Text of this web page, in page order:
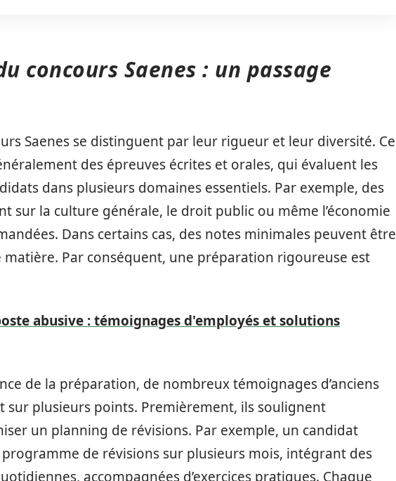
concours Saenes : un passage
Saenes se distinguent par leur rigueur et leur diversité. Ce
des épreuves écrites et orales, qui évaluent les
dans plusieurs domaines essentiels. Par exemple, des
sur la culture générale, le droit public ou même l’économie
Dans certains cas, des notes minimales peuvent être
Par conséquent, une préparation rigoureuse est
abusive : témoignages d'employés et solutions
de la préparation, de nombreux témoignages d’anciens
sur plusieurs points. Premièrement, ils soulignent
un planning de révisions. Par exemple, un candidat
programme de révisions sur plusieurs mois, intégrant des
accompagnées d’exercices pratiques. Chaque